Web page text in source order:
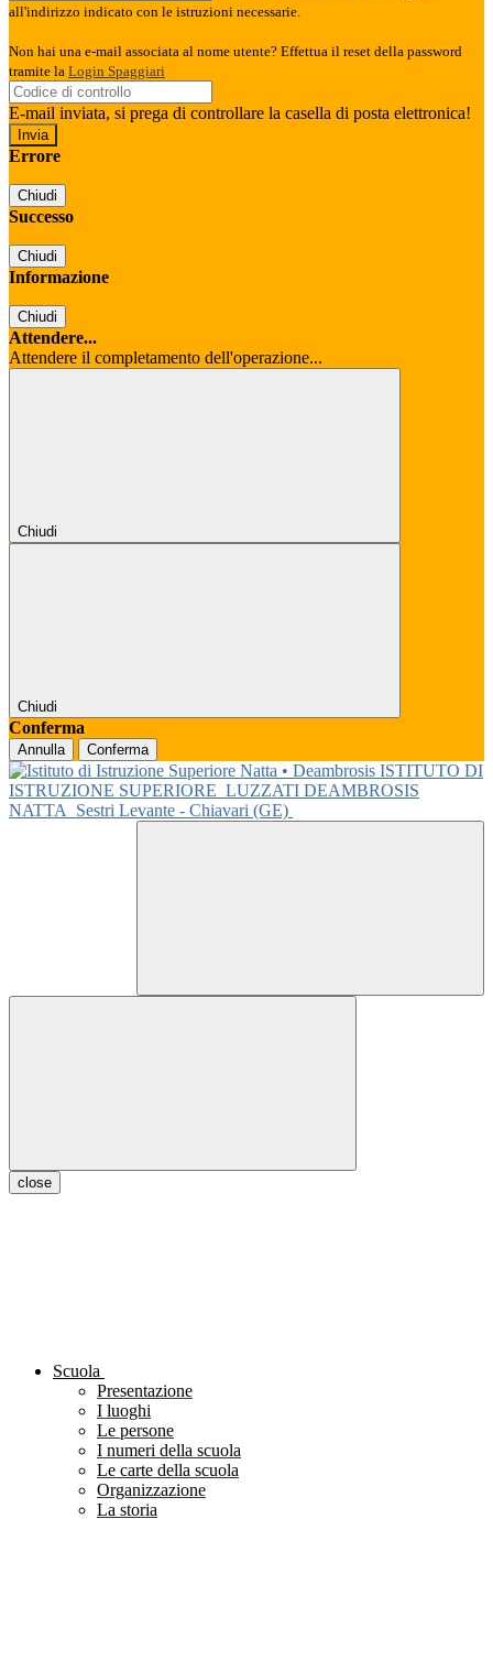
all'indirizzo indicato con le istruzioni necessarie.
Non hai una e-mail associata al nome utente? Effettua il reset della password
tramite la Login Spaggiari
E-mail inviata, si prega di controllare la casella di posta elettronica!
Errore
Chiudi
Successo
Chiudi
Informazione
Chiudi
Attendere...
Attendere il completamento dell'operazione...
Chiudi
Chiudi
Conferma
Annulla Conferma
ISTITUTO DI
ISTRUZIONE SUPERIORE LUZZATI DEAMBROSIS
NATTA
Sestri Levante - Chiavari (GE)
close
Scuola
Presentazione
I luoghi
Le persone
I numeri della scuola
Le carte della scuola
Organizzazione
La storia